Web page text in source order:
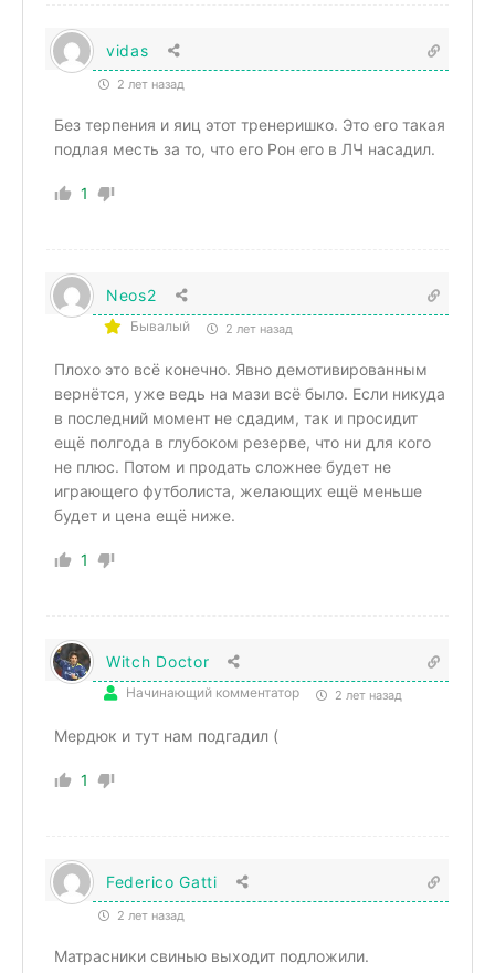
vidas
2 лет назад
Без терпения и яиц этот тренеришко. Это его такая
подлая месть за то, что его Рон его в ЛЧ насадил.
1
Neos2
Бывалый 2 лет назад
Плохо это всё конечно. Явно демотивированным
вернётся, уже ведь на мази всё было. Если никуда
в последний момент не сдадим, так и просидит
ещё полгода в глубоком резерве, что ни для кого
не плюс. Потом и продать сложнее будет не
играющего футболиста, желающих ещё меньше
будет и цена ещё ниже.
1
Witch Doctor
Начинающий комментатор 2 лет назад
Мердюк и тут нам подгадил (
1
Federico Gatti
2 лет назад
Матрасники свинью выходит подложили.